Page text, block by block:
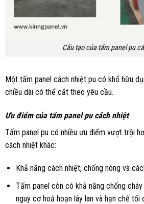
Cấu tạo của tấm panel pu
Một tấm panel cách nhiệt pu có khổ hữu
chiều dài có thể cắt theo yêu cầu.
Ưu điểm của tấm panel pu cách nhiệt
Tấm panel pu có nhiều ưu điểm vượt trội
cách nhiệt khác:
Khả năng cách nhiệt, chống nóng và
Tấm panel còn có khả năng chống
nguy cơ hoả hoạn lây lan và hạn chế